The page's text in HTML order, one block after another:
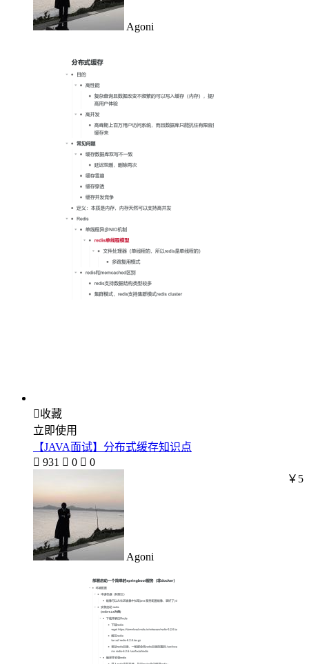
Agoni
收藏
立即使用
【JAVA面试】分布式缓存知识点
 931  0  0
Agoni
￥5